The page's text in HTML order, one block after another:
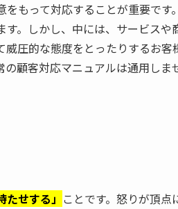
もって対応することが重要です
。しかし、中には、サービスや
圧的な態度をとったりするお客
顧客対応マニュアルは通用しま
たせする」 ことです。怒りが頂点